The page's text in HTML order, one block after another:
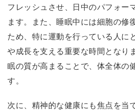
フレッシュさせ、日中のパフォー
ます。また、睡眠中には細胞の修
ため、特に運動を行っている人に
や成長を支える重要な時間となり
眠の質が高まることで、体全体の
す。
次に、精神的な健康にも焦点を当